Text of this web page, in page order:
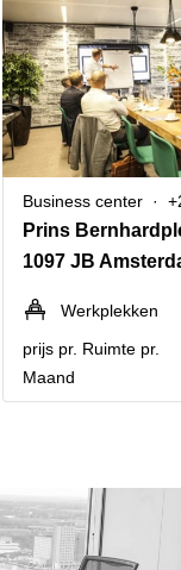
Business center
Prins
1097 JB
Werkplekken
prijs pr. Ruimte pr.
Maand